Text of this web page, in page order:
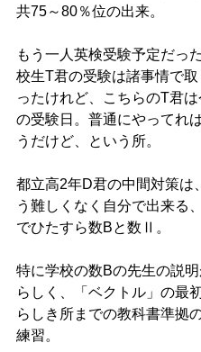
共75～80％位の出来。
もう一人英検受験予定だっ
校生T君の受験は諸事情で
ったけれど、こちらのT君
の受験日。普通にやってれ
うだけど、という所。
都立高2年D君の中間対策は
う難しくなく自分で出来る
でひたすら数Bと数Ⅱ。
特に学校の数Bの先生の説
らしく、「ベクトル」の最
らしき所までの教科書準拠
練習。